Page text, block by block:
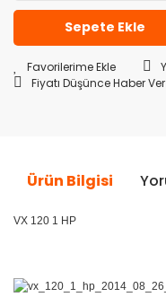
Sepete Ekle
Fiyatı Düşünce Haber Ver
Ürün Bilgisi
VX 120 1 HP